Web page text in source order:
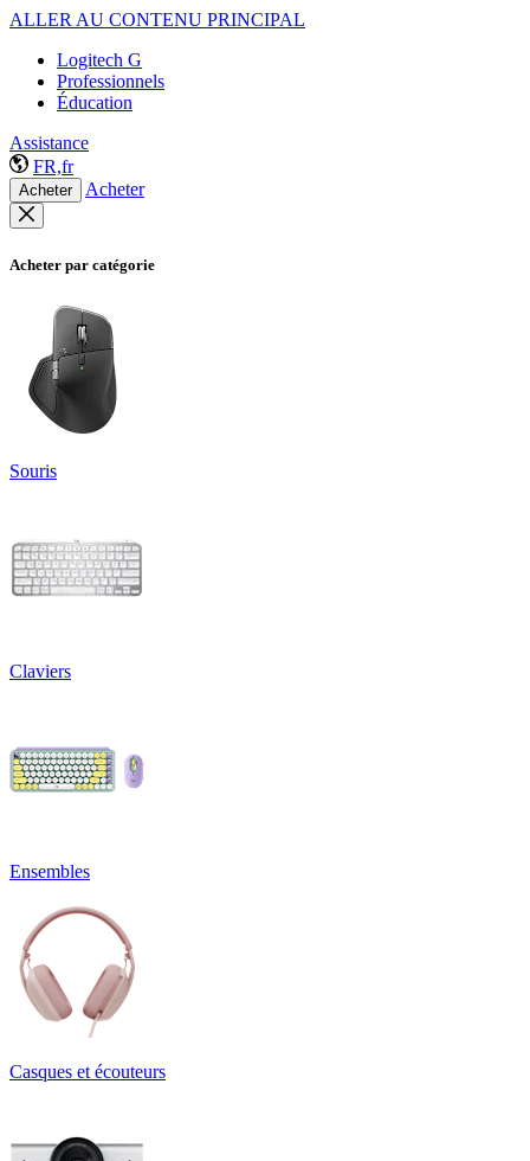
ALLER AU CONTENU PRINCIPAL
Logitech G
Professionnels
Éducation
Assistance
FR,fr
Acheter Acheter
Acheter par catégorie
Souris
Claviers
Ensembles
Casques et écouteurs